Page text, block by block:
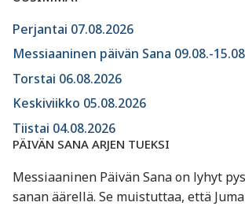
Perjantai 07.08.2026
Messiaaninen päivän Sana 09.08.-
Torstai 06.08.2026
Keskiviikko 05.08.2026
Tiistai 04.08.2026
PÄIVÄN SANA ARJEN TUEKSI
Messiaaninen Päivän Sana on lyhyt
sanan äärellä. Se muistuttaa, että